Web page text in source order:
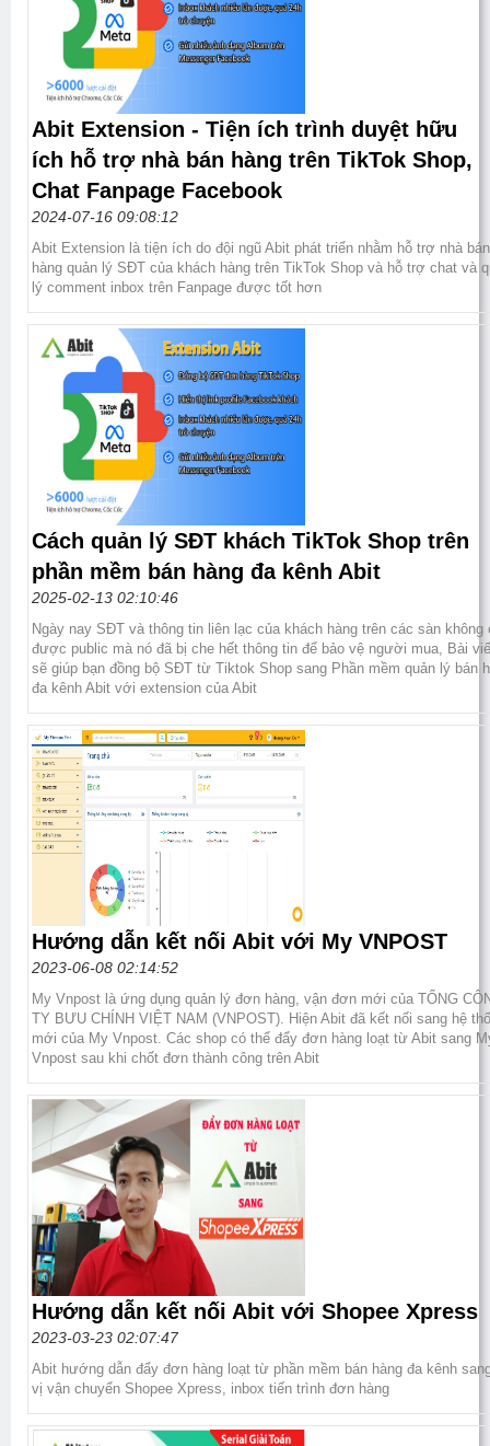
Abit Extension - Tiện ích trình duyệt hữu
ích hỗ trợ nhà bán hàng trên TikTok Shop,
Chat Fanpage Facebook
2024-07-16 09:08:12
Abit Extension là tiện ích do đội ngũ Abit phát triển nhằm hỗ trợ nhà bán
hàng quản lý SĐT của khách hàng trên TikTok Shop và hỗ trợ chat và
lý comment inbox trên Fanpage được tốt hơn
Cách quản lý SĐT khách TikTok Shop trên
phần mềm bán hàng đa kênh Abit
2025-02-13 02:10:46
Ngày nay SĐT và thông tin liên lạc của khách hàng trên các sàn không
được public mà nó đã bị che hết thông tin để bảo vệ người mua, Bài
sẽ giúp bạn đồng bộ SĐT từ Tiktok Shop sang Phần mềm quản lý bán
đa kênh Abit với extension của Abit
Hướng dẫn kết nối Abit với My VNPOST
2023-06-08 02:14:52
My Vnpost là ứng dụng quản lý đơn hàng, vận đơn mới của TỔNG
TY BƯU CHÍNH VIỆT NAM (VNPOST). Hiện Abit đã kết nối sang hệ
mới của My Vnpost. Các shop có thể đẩy đơn hàng loạt từ Abit sang
Vnpost sau khi chốt đơn thành công trên Abit
Hướng dẫn kết nối Abit với Shopee Xpress
2023-03-23 02:07:47
Abit hướng dẫn đẩy đơn hàng loạt từ phần mềm bán hàng đa kênh
vị vận chuyển Shopee Xpress, inbox tiến trình đơn hàng